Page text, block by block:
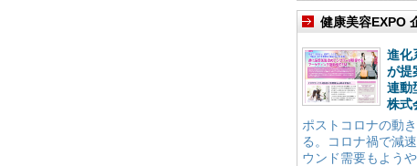
健康美容EXPO
進化
が提
連動
株式
ポストコロナの動
る。コロナ禍で減
ウンド需要もよう